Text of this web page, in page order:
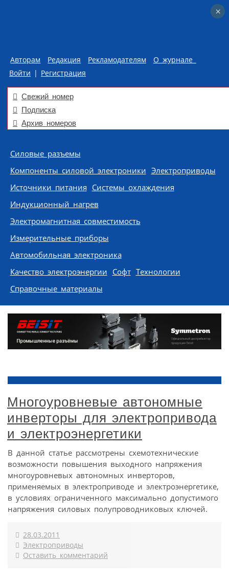
Авторам Редакция Рекламодателям
О журнале
Войти | Регистрация
Свежий номер
Подписка
Архив номеров
Skip to content
Силовые разъемы
Компоненты силовой электроники Электроприводы
Источники питания Системы охлаждения
Индукционный нагрев
Электромагнитная совместимость
Измерительные приборы
Автомобильная электроника
Качество электроэнергии Софт Технологии
Справочные материалы
Многоуровневые автономные
инверторы для электропривода
и электроэнергетики
В данной статье рассмотрены схемотехнические
возможности повышения выходного напряжения
многоуровневых автономных инверторов,
применяемых в электроприводе и электроэнергетике,
в условиях ограниченного максимально допустимого
напряжения силовых полупроводниковых ключей.
28.03.2011
Электроприводы
Оставить комментарий
×
×